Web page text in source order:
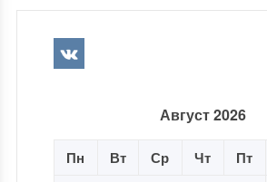
Август 2026
Пн Вт Ср Чт Пт